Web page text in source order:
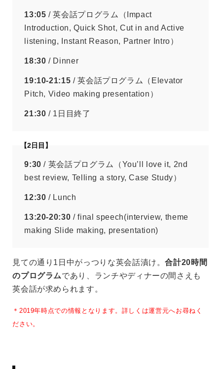
13:05 / 英会話プログラム（Impact
Introduction, Quick Shot, Cut in and Active
listening, Instant Reason, Partner Intro）
18:30 / Dinner
19:10-21:15 / 英会話プログラム（Elevator
Pitch, Video making presentation）
21:30 / 1日目終了
【2日目】
9:30 / 英会話プログラム（You’ll love it, 2nd
best review, Telling a story, Case Study）
12:30 / Lunch
13:20-20:30 / final speech(interview, theme
making Slide making, presentation)
見ての通り1日中がっつりな英会話漬け。合計20時間
のプログラムであり、ランチやディナーの間さえも
英会話が求められます。
＊2019年時点での情報となります。詳しくは運営元へお尋ねく
ださい。